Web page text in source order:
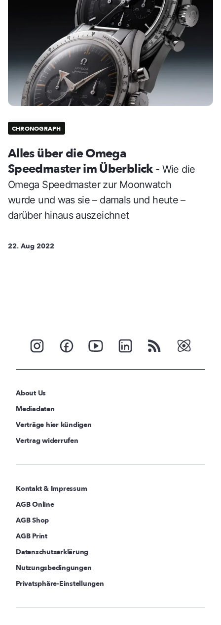
CHRONOGRAPH
Alles über die Omega
Speedmaster im Überblick - Wie die
Omega Speedmaster zur Moonwatch
wurde und was sie – damals und heute –
darüber hinaus auszeichnet
22. Aug 2022
About Us
Mediadaten
Verträge hier kündigen
Vertrag widerrufen
Kontakt & Impressum
AGB Online
AGB Shop
AGB Print
Datenschutzerklärung
Nutzungsbedingungen
Privatsphäre-Einstellungen